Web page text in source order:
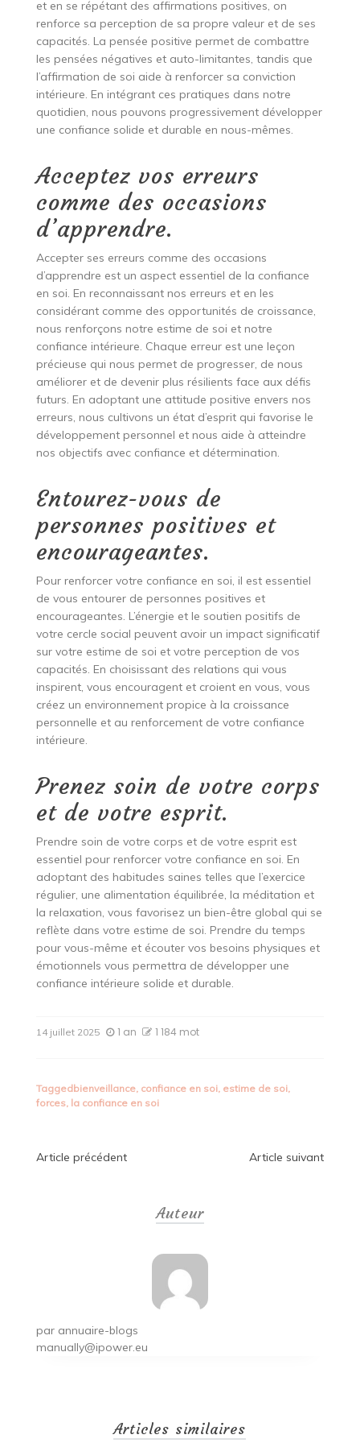
et en se répétant des affirmations positives, on
renforce sa perception de sa propre valeur et de ses
capacités. La pensée positive permet de combattre
les pensées négatives et auto-limitantes, tandis que
l’affirmation de soi aide à renforcer sa conviction
intérieure. En intégrant ces pratiques dans notre
quotidien, nous pouvons progressivement développer
une confiance solide et durable en nous-mêmes.
Acceptez vos erreurs
comme des occasions
d’apprendre.
Accepter ses erreurs comme des occasions
d’apprendre est un aspect essentiel de la confiance
en soi. En reconnaissant nos erreurs et en les
considérant comme des opportunités de croissance,
nous renforçons notre estime de soi et notre
confiance intérieure. Chaque erreur est une leçon
précieuse qui nous permet de progresser, de nous
améliorer et de devenir plus résilients face aux défis
futurs. En adoptant une attitude positive envers nos
erreurs, nous cultivons un état d’esprit qui favorise le
développement personnel et nous aide à atteindre
nos objectifs avec confiance et détermination.
Entourez-vous de
personnes positives et
encourageantes.
Pour renforcer votre confiance en soi, il est essentiel
de vous entourer de personnes positives et
encourageantes. L’énergie et le soutien positifs de
votre cercle social peuvent avoir un impact significatif
sur votre estime de soi et votre perception de vos
capacités. En choisissant des relations qui vous
inspirent, vous encouragent et croient en vous, vous
créez un environnement propice à la croissance
personnelle et au renforcement de votre confiance
intérieure.
Prenez soin de votre corps
et de votre esprit.
Prendre soin de votre corps et de votre esprit est
essentiel pour renforcer votre confiance en soi. En
adoptant des habitudes saines telles que l’exercice
régulier, une alimentation équilibrée, la méditation et
la relaxation, vous favorisez un bien-être global qui se
reflète dans votre estime de soi. Prendre du temps
pour vous-même et écouter vos besoins physiques et
émotionnels vous permettra de développer une
confiance intérieure solide et durable.
14 juillet 2025 1 an 1 184 mot
Taggedbienveillance, confiance en soi, estime de soi,
forces, la confiance en soi
Navigation
Article précédent Article suivant
Auteur
par annuaire-blogs
manually@ipower.eu
Articles similaires